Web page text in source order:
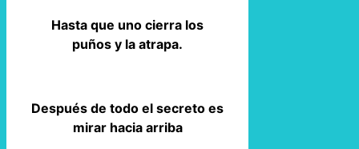
Hasta que uno cierra los
puños y la atrapa.
Después de todo el secreto es
mirar hacia arriba